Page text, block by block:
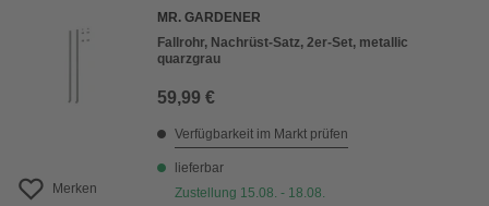
Merken
MR. GARDENER
Fallrohr, Nachrüst-Satz, 2er-Set, metallic
quarzgrau
59,99 €
Verfügbarkeit im Markt prüfen
lieferbar
Zustellung 15.08. - 18.08.